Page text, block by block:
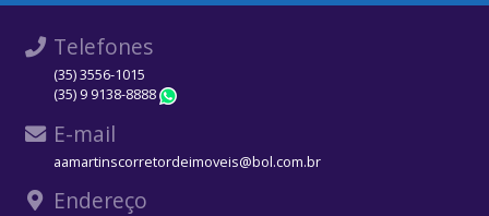
Telefones
(35) 3556-1015
(35) 9 9138-8888
E-mail
aamartinscorretordeimoveis@bol.com.br
Endereço